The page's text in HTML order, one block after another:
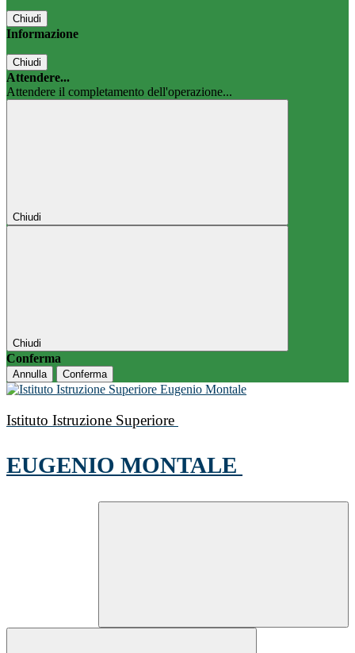
Chiudi
Informazione
Chiudi
Attendere...
Attendere il completamento dell'operazione...
Chiudi
Chiudi
Conferma
Annulla Conferma
Istituto Istruzione Superiore
EUGENIO MONTALE